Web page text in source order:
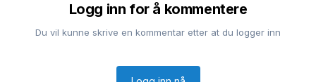
Logg inn for å kommentere
Du vil kunne skrive en kommentar etter at du logger inn